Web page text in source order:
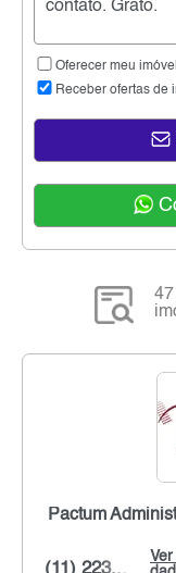
Oferecer meu
Receber ofertas de
Pactum
(11) 223...